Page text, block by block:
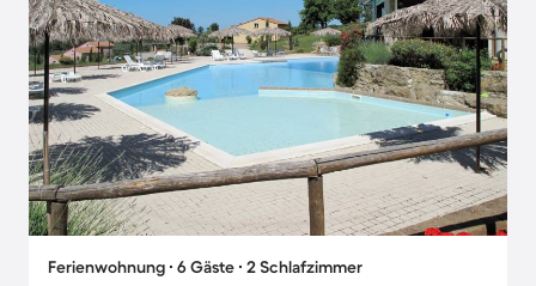
Ferienwohnung ∙ 6 Gäste ∙ 2 Schlafzimmer